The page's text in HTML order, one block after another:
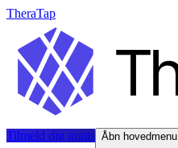
TheraTap
Tilmeld dig gratis Åbn hovedmenu